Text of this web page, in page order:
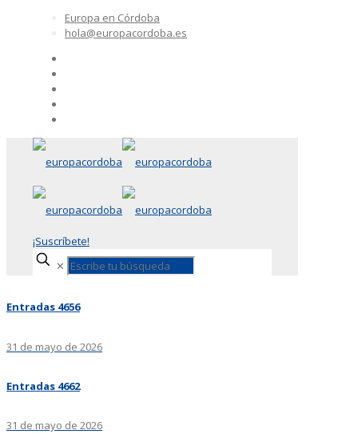
Europa en Córdoba
hola@europacordoba.es
¡Suscríbete!
✕
Entradas 4656
31 de mayo de 2026
Entradas 4662
31 de mayo de 2026